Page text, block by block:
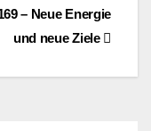
– Neue Energie
und neue Ziele